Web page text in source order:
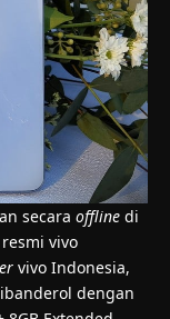
secara offline di
resmi vivo
vivo Indonesia,
dengan